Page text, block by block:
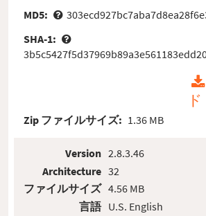
MD5:
SHA-1:
ド
Zip ファイルサイズ: 1.36 MB
Version
Architecture
ファイルサイズ
言語
2.8.3.46
32
4.56 MB
U.S. English